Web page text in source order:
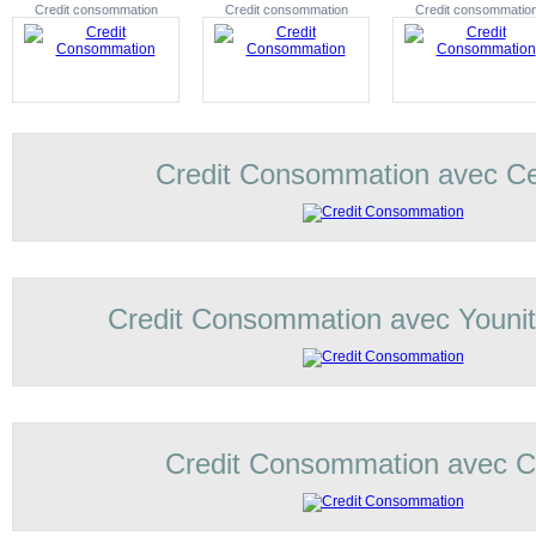
Credit consommation Credit consommation Credit
Credit Consommation avec
Credit Consommation avec
Credit Consommation avec